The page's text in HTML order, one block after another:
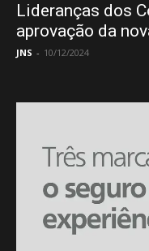
Lideranças dos
aprovação da
JNS - 10/12/2024